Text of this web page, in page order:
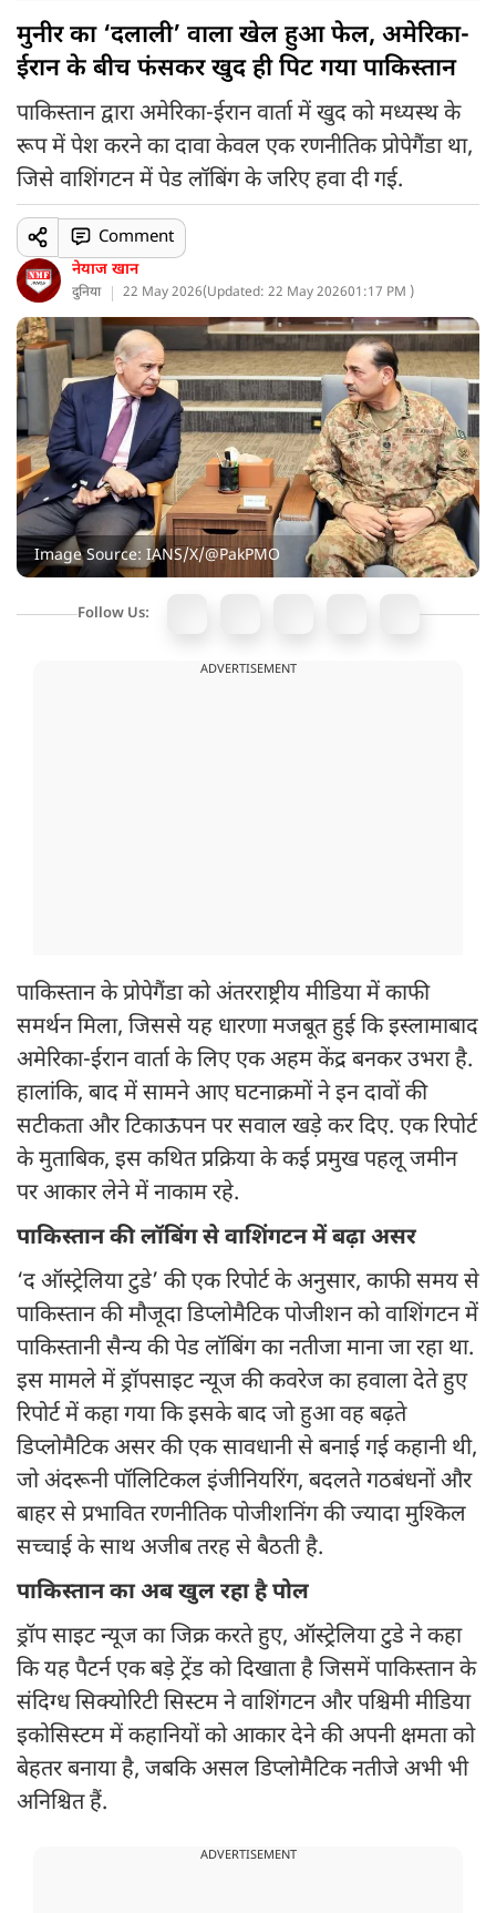
मुनीर का ‘दलाली’ वाला खेल हुआ फेल, अमेरिका-
ईरान के बीच फंसकर खुद ही पिट गया पाकिस्तान
पाकिस्तान द्वारा अमेरिका-ईरान वार्ता में खुद को मध्यस्थ के
रूप में पेश करने का दावा केवल एक रणनीतिक प्रोपेगैंडा था,
जिसे वाशिंगटन में पेड लॉबिंग के जरिए हवा दी गई.
नेयाज खान
दुनिया 22 May 2026(Updated: 22 May 202601:17 PM )
Comment
Image Source: IANS/X/@PakPMO
Follow Us:
ADVERTISEMENT
पाकिस्तान के प्रोपेगैंडा को अंतरराष्ट्रीय मीडिया में काफी
समर्थन मिला, जिससे यह धारणा मजबूत हुई कि इस्लामाबाद
अमेरिका-ईरान वार्ता के लिए एक अहम केंद्र बनकर उभरा है.
हालांकि, बाद में सामने आए घटनाक्रमों ने इन दावों की
सटीकता और टिकाऊपन पर सवाल खड़े कर दिए. एक रिपोर्ट
के मुताबिक, इस कथित प्रक्रिया के कई प्रमुख पहलू जमीन
पर आकार लेने में नाकाम रहे.
पाकिस्तान की लॉबिंग से वाशिंगटन में बढ़ा असर
‘द ऑस्ट्रेलिया टुडे’ की एक रिपोर्ट के अनुसार, काफी समय से
पाकिस्तान की मौजूदा डिप्लोमैटिक पोजीशन को वाशिंगटन में
पाकिस्तानी सैन्य की पेड लॉबिंग का नतीजा माना जा रहा था.
इस मामले में ड्रॉपसाइट न्यूज की कवरेज का हवाला देते हुए
रिपोर्ट में कहा गया कि इसके बाद जो हुआ वह बढ़ते
डिप्लोमैटिक असर की एक सावधानी से बनाई गई कहानी थी,
जो अंदरूनी पॉलिटिकल इंजीनियरिंग, बदलते गठबंधनों और
बाहर से प्रभावित रणनीतिक पोजीशनिंग की ज्यादा मुश्किल
सच्चाई के साथ अजीब तरह से बैठती है.
पाकिस्तान का अब खुल रहा है पोल
ड्रॉप साइट न्यूज का जिक्र करते हुए, ऑस्ट्रेलिया टुडे ने कहा
कि यह पैटर्न एक बड़े ट्रेंड को दिखाता है जिसमें पाकिस्तान के
संदिग्ध सिक्योरिटी सिस्टम ने वाशिंगटन और पश्चिमी मीडिया
इकोसिस्टम में कहानियों को आकार देने की अपनी क्षमता को
बेहतर बनाया है, जबकि असल डिप्लोमैटिक नतीजे अभी भी
अनिश्चित हैं.
ADVERTISEMENT